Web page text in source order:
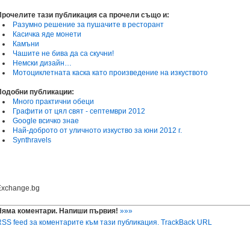
тази публикация са прочели също и:
Разумно решение за пушачите в ресторант
Касичка яде монети
Камъни
Чашите не бива да са скучни!
Немски дизайн…
Мотоциклетната каска като произведение на изкуството
публикации:
Много практични обеци
Графити от цял свят - септември 2012
Google всичко знае
Най-доброто от уличното изкуство за юни 2012 г.
Synthravels
коментари. Напиши първия! »»»
feed за коментарите към тази публикация. TrackBack URL